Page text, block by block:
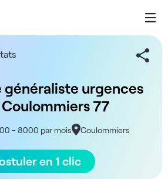
généraliste urgences
77
- 8000 par mois Coulommiers
en 1 clic